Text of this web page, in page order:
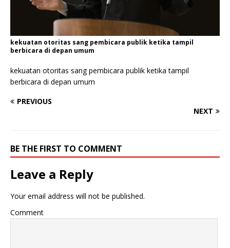
kekuatan otoritas sang pembicara publik ketika tampil
berbicara di depan umum
kekuatan otoritas sang pembicara publik ketika tampil
berbicara di depan umum
PREVIOUS
NEXT
BE THE FIRST TO COMMENT
Leave a Reply
Your email address will not be published.
Comment